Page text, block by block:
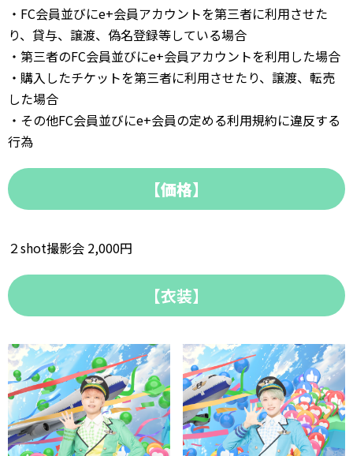
・FC会員並びにe+会員アカウントを第三者に利用させた
り、貸与、譲渡、偽名登録等している場合
・第三者のFC会員並びにe+会員アカウントを利用した場合
・購入したチケットを第三者に利用させたり、譲渡、転売
した場合
・その他FC会員並びにe+会員の定める利用規約に違反する
行為
【価格】
２shot撮影会 2,000円
【衣装】